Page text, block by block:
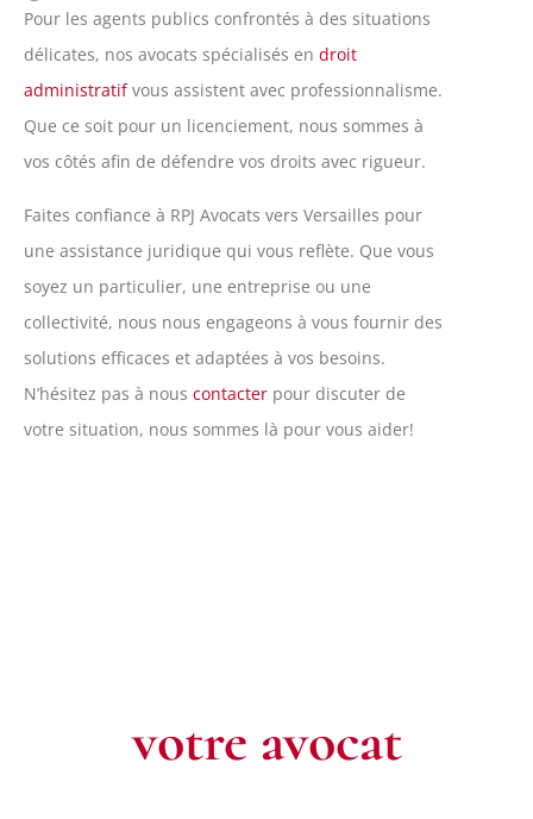
Pour les agents publics confrontés à des situations
délicates, nos avocats spécialisés en droit
administratifvous assistent avec professionnalisme.
Que ce soit pour un licenciement, nous sommes à
vos côtés afin de défendre vos droits avec rigueur.
Faites confiance à RPJ Avocats vers Versailles pour
une assistance juridique qui vous reflète. Que vous
soyez un particulier, une entreprise ou une
collectivité, nous nous engageons à vous fournir des
solutions efficaces et adaptées à vos besoins.
N’hésitez pas à nous contacter pour discuter de
votre situation, nous sommes là pour vous aider!
votre avocat